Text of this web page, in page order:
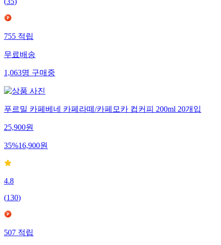
(35)
755적립
무료배송
1,063명구매중
푸르밀 카페베네 카페라떼/카페모카 컵커피 200ml 20개입
25,900원
35%16,900원
4.8
(130)
507적립